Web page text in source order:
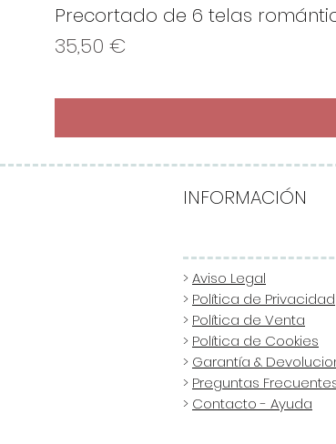
Precortado de 6 telas
Precio
35,50 €
INFORMACIÓN
>Aviso Legal
> Política de Privacidad
> Política de Venta
> Política de Cookies
> Garantía &
> Preguntas
> Contacto - Ayuda